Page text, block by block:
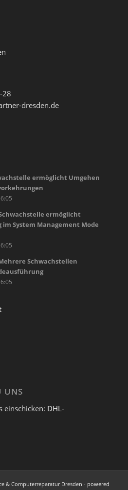
28
dresden.de
ermöglicht Umgehen
ermöglicht
System Management Mode
Schwachstellen
UNS
einschicken: DHL-
& Computerreparatur Dresden - powered